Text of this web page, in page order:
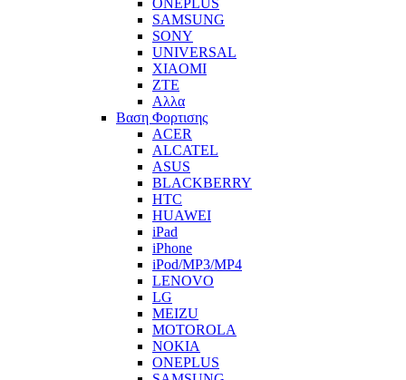
ONEPLUS
SAMSUNG
SONY
UNIVERSAL
XIAOMI
ZTE
Αλλα
Βαση Φορτισης
ACER
ALCATEL
ASUS
BLACKBERRY
HTC
HUAWEI
iPad
iPhone
iPod/MP3/MP4
LENOVO
LG
MEIZU
MOTOROLA
NOKIA
ONEPLUS